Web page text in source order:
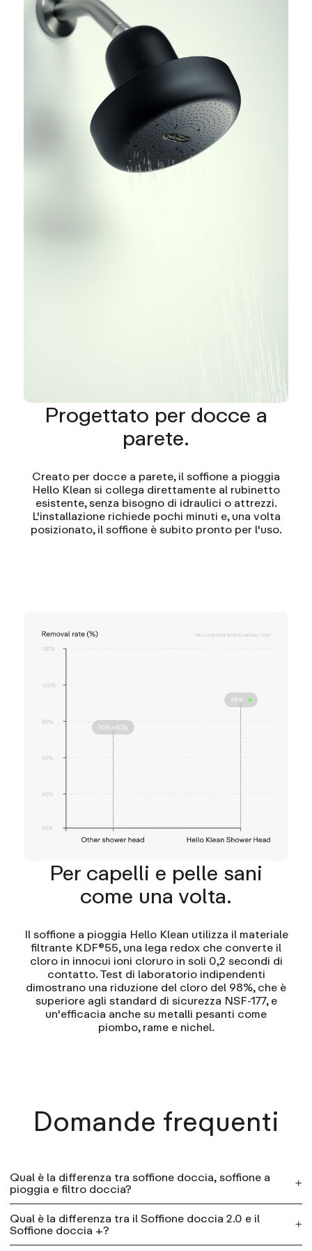
Progettato per docce a
parete.
Creato per docce a parete, il soffione a pioggia
Hello Klean si collega direttamente al rubinetto
esistente, senza bisogno di idraulici o attrezzi.
L'installazione richiede pochi minuti e, una volta
posizionato, il soffione è subito pronto per l'uso.
Per capelli e pelle sani
come una volta.
Il soffione a pioggia Hello Klean utilizza il materiale
filtrante KDF®55, una lega redox che converte il
cloro in innocui ioni cloruro in soli 0,2 secondi di
contatto. Test di laboratorio indipendenti
dimostrano una riduzione del cloro del 98%, che è
superiore agli standard di sicurezza NSF-177, e
un'efficacia anche su metalli pesanti come
piombo, rame e nichel.
Domande frequenti
Qual è la differenza tra soffione doccia, soffione a
pioggia e filtro doccia?
Produciamo quattro modelli di prodotti per la
Qual è la differenza tra il Soffione doccia 2.0 e il
Soffione doccia +?